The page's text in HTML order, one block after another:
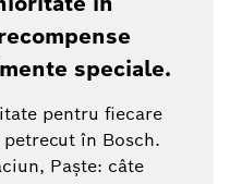
speciale.
pentru fiecare
în Bosch.
Paște: câte